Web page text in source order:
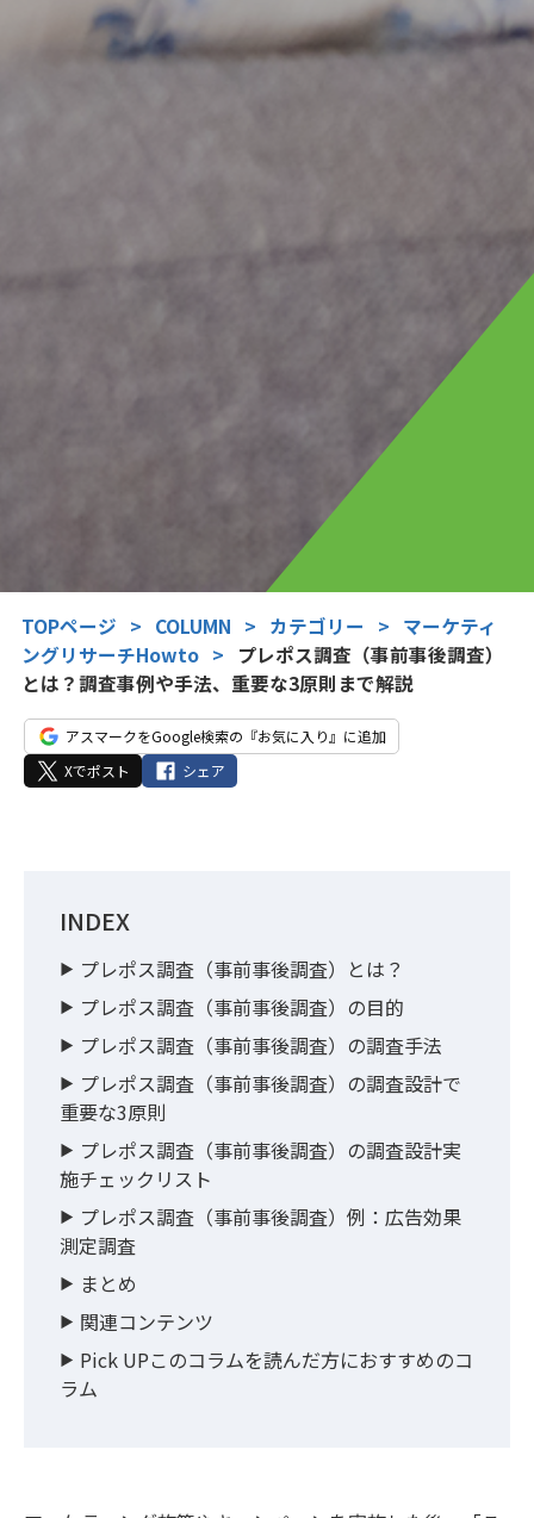
TOPページ > COLUMN > カテゴリー > マーケティ
ングリサーチHowto >
プレポス調査（事前事後調査）
とは？調査事例や手法、重要な3原則まで解説
アスマークをGoogle検索の『お気に入り』に追加
Xでポスト
シェア
INDEX
プレポス調査（事前事後調査）とは？
プレポス調査（事前事後調査）の目的
プレポス調査（事前事後調査）の調査手法
プレポス調査（事前事後調査）の調査設計で
重要な3原則
プレポス調査（事前事後調査）の調査設計実
施チェックリスト
プレポス調査（事前事後調査）例：広告効果
測定調査
まとめ
関連コンテンツ
Pick UPこのコラムを読んだ方におすすめのコ
ラム